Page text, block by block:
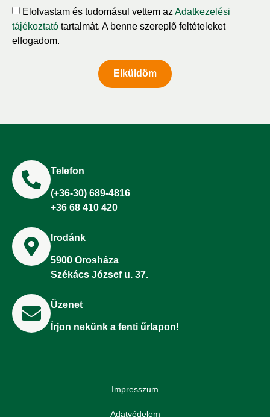
Elolvastam és tudomásul vettem az Adatkezelési
tájékoztató tartalmát. A benne szereplő feltételeket
elfogadom.
Elküldöm
Telefon
(+36-30) 689-4816
+36 68 410 420
Irodánk
5900 Orosháza
Székács József u. 37.
Üzenet
Írjon nekünk a fenti űrlapon!
Impresszum
Adatvédelem